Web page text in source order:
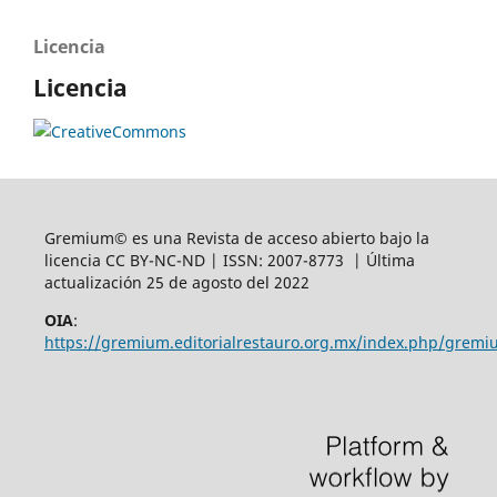
Licencia
Licencia
Gremium© es una Revista de acceso abierto bajo la
licencia CC BY-NC-ND | ISSN: 2007-8773 | Última
actualización 25 de agosto del 2022
OIA:
https://gremium.editorialrestauro.org.mx/index.php/